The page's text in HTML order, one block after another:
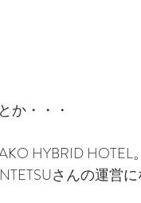
か・・・
HYBRID
さんの運営に